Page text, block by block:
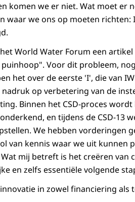
komen we er niet. Wat moet er
we ons op moeten richten:
World Water Forum een
Voor dit probleem,
het over de eerste 'I', die van
op verbetering van de
Binnen het CSD-proces
en tijdens de CSD-13
We hebben vorderingen
van kennis waar we uit kunnen
mij betreft is het creëren van
en zelfs essentiële volgende
in zowel financiering als